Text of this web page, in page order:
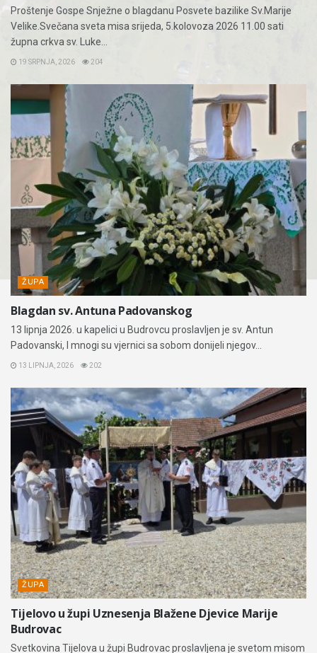
Proštenje Gospe Snježne o blagdanu Posvete bazilike Sv.Marije
Velike.Svečana sveta misa srijeda, 5.kolovoza 2026 11.00 sati
župna crkva sv. Luke...
19 SRPNJA, 2026 204
ŽUPA
Blagdan sv. Antuna Padovanskog
13 lipnja 2026. u kapelici u Budrovcu proslavljen je sv. Antun
Padovanski, I mnogi su vjernici sa sobom donijeli njegov...
13 LIPNJA, 2026 202
ŽUPA
Tijelovo u župi Uznesenja Blažene Djevice Marije
Budrovac
Svetkovina Tijelova u župi Budrovac proslavljena je svetom misom